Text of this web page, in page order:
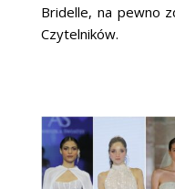
Bridelle, na pewno
Czytelników.